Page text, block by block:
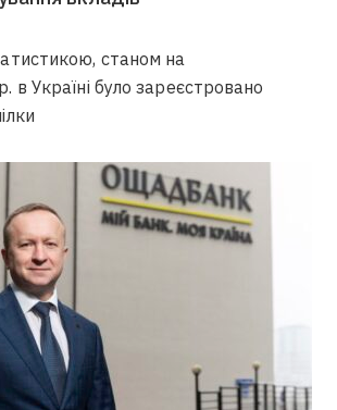
станом на
в Україні було зареєстровано